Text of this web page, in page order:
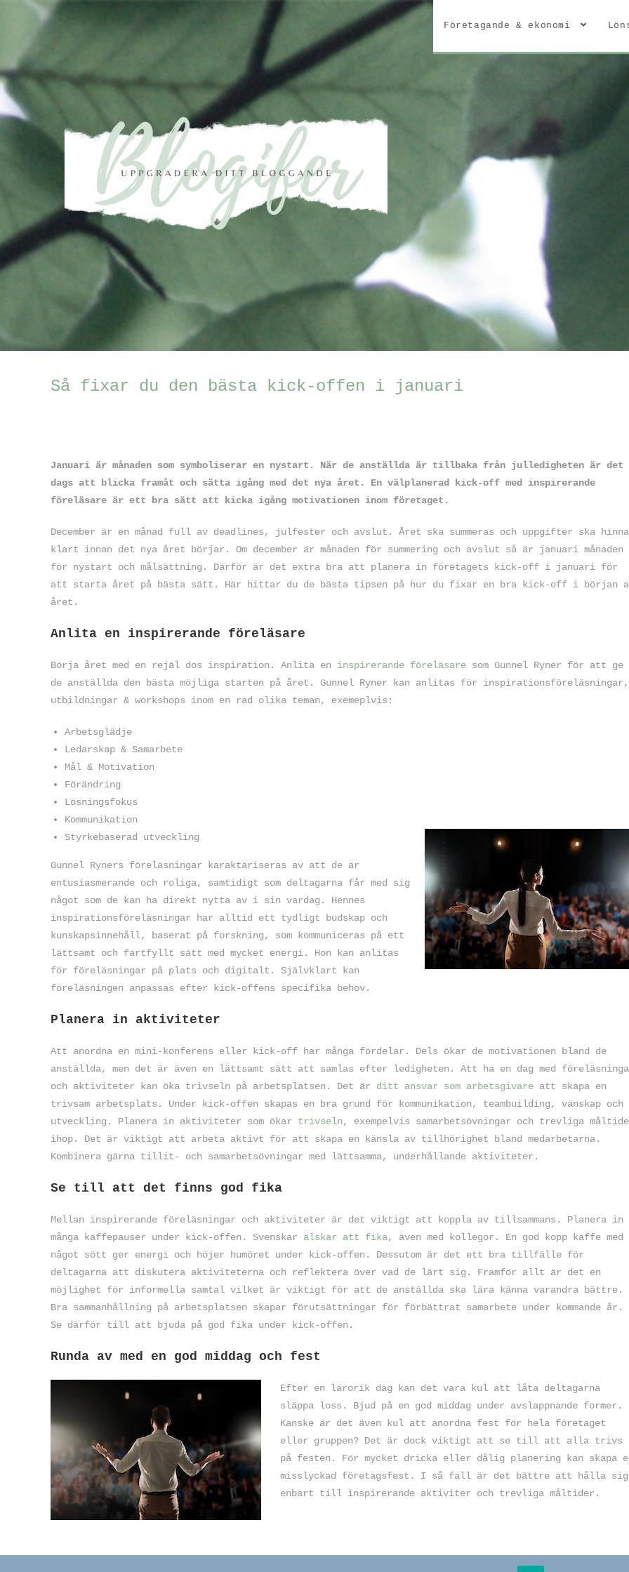
Företagande & ekonomi
Så fixar du den bästa kick-offen i januari
Januari är månaden som symboliserar en nystart. När de anställda är tillbaka från julledigheten är det
dags att blicka framåt och sätta igång med det nya året. En välplanerad kick-off med inspirerande
föreläsare är ett bra sätt att kicka igång motivationen inom företaget.
December är en månad full av deadlines, julfester och avslut. Året ska summeras och uppgifter ska
klart innan det nya året börjar. Om december är månaden för summering och avslut så är januari månaden
för nystart och målsättning. Därför är det extra bra att planera in företagets kick-off i januari för
att starta året på bästa sätt. Här hittar du de bästa tipsen på hur du fixar en bra kick-off i början
året.
Anlita en inspirerande föreläsare
Börja året med en rejäl dos inspiration. Anlita en inspirerande föreläsare som Gunnel Ryner för att ge
de anställda den bästa möjliga starten på året. Gunnel Ryner kan anlitas för inspirationsföreläsningar,
utbildningar & workshops inom en rad olika teman, exemeplvis:
Arbetsglädje
Ledarskap & Samarbete
Mål & Motivation
Förändring
Lösningsfokus
Kommunikation
Styrkebaserad utveckling
Gunnel Ryners föreläsningar karaktäriseras av att de är
entusiasmerande och roliga, samtidigt som deltagarna får med sig
något som de kan ha direkt nytta av i sin vardag. Hennes
inspirationsföreläsningar har alltid ett tydligt budskap och
kunskapsinnehåll, baserat på forskning, som kommuniceras på ett
lättsamt och fartfyllt sätt med mycket energi. Hon kan anlitas
för föreläsningar på plats och digitalt. Självklart kan
föreläsningen anpassas efter kick-offens specifika behov.
Planera in aktiviteter
Att anordna en mini-konferens eller kick-off har många fördelar. Dels ökar de motivationen bland de
anställda, men det är även en lättsamt sätt att samlas efter ledigheten. Att ha en dag med
och aktiviteter kan öka trivseln på arbetsplatsen. Det är ditt ansvar som arbetsgivare att skapa en
trivsam arbetsplats. Under kick-offen skapas en bra grund för kommunikation, teambuilding, vänskap och
utveckling. Planera in aktiviteter som ökar trivseln, exempelvis samarbetsövningar och trevliga
ihop. Det är viktigt att arbeta aktivt för att skapa en känsla av tillhörighet bland medarbetarna.
Kombinera gärna tillit- och samarbetsövningar med lättsamma, underhållande aktiviteter.
Se till att det finns god fika
Mellan inspirerande föreläsningar och aktiviteter är det viktigt att koppla av tillsammans. Planera in
många kaffepauser under kick-offen. Svenskar älskar att fika, även med kollegor. En god kopp kaffe med
något sött ger energi och höjer humöret under kick-offen. Dessutom är det ett bra tillfälle för
deltagarna att diskutera aktiviteterna och reflektera över vad de lärt sig. Framför allt är det en
möjlighet för informella samtal vilket är viktigt för att de anställda ska lära känna varandra bättre.
Bra sammanhållning på arbetsplatsen skapar förutsättningar för förbättrat samarbete under kommande år.
Se därför till att bjuda på god fika under kick-offen.
Runda av med en god middag och fest
Efter en lärorik dag kan det vara kul att låta deltagarna
släppa loss. Bjud på en god middag under avslappnande former.
Kanske är det även kul att anordna fest för hela företaget
eller gruppen? Det är dock viktigt att se till att alla trivs
på festen. För mycket dricka eller dålig planering kan skapa
misslyckad företagsfest. I så fall är det bättre att hålla sig
enbart till inspirerande aktiviter och trevliga måltider.